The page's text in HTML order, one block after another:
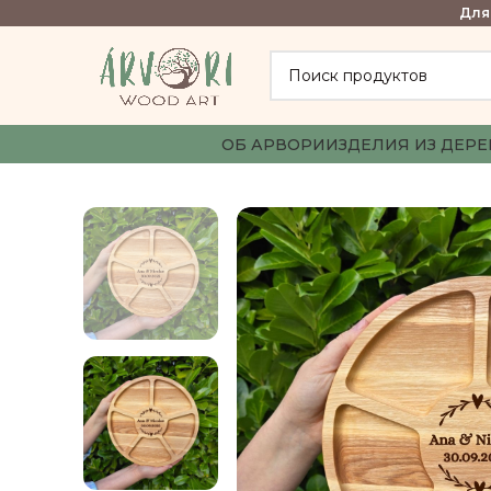
Для
ОБ АРВОРИИЗДЕЛИЯ ИЗ